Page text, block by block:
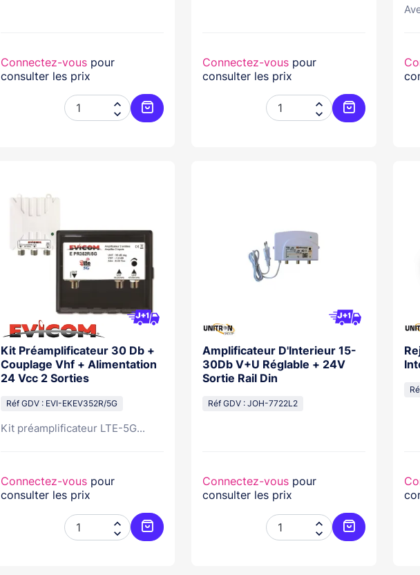
Connectez-vouspour
consulter les prix


Ajouter au panier
Connectez-vouspour
consulter les prix


Ajouter au
Kit Préamplificateur 30 Db +
Couplage Vhf + Alimentation
24 Vcc 2 Sorties
Réf GDV : EVI-EKEV352R/5G
Kit préamplificateur LTE-5G...
Connectez-vouspour
consulter les prix


Ajouter au panier
Amplificateur D'Interieur 15-
30Db V+U Réglable + 24V
Sortie Rail Din
Réf GDV : JOH-7722L2
Connectez-vouspour
consulter les prix


Ajouter au